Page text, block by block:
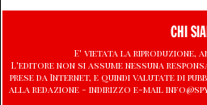
CHI
E' vietata la riproduzione,
L'editore non si assume nessuna
prese da Internet, e quindi valutate di
alla redazione - indirizzo e-mail